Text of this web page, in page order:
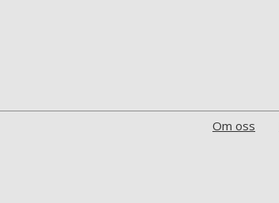
Om oss